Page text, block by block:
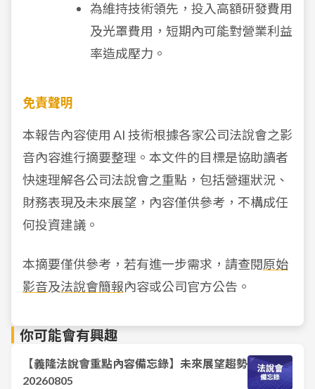
為維持技術領先，投入高額研發費用
及光罩費用，短期內可能對營業利益
率造成壓力。
免責聲明
本報告內容使用 AI 技術根據各家公司法說會之影
音內容進行摘要整理。本文件的目標是協助讀者
快速理解各公司法說會之重點，包括營運狀況、
財務表現及未來展望，內容僅供參考，不構成任
何投資建議。
本摘要僅供參考，若有進一步需求，請查閱原始
影音及法說會簡報內容或公司官方公告。
你可能會有興趣
【義隆法說會重點內容備忘錄】未來展望趨勢
20260805